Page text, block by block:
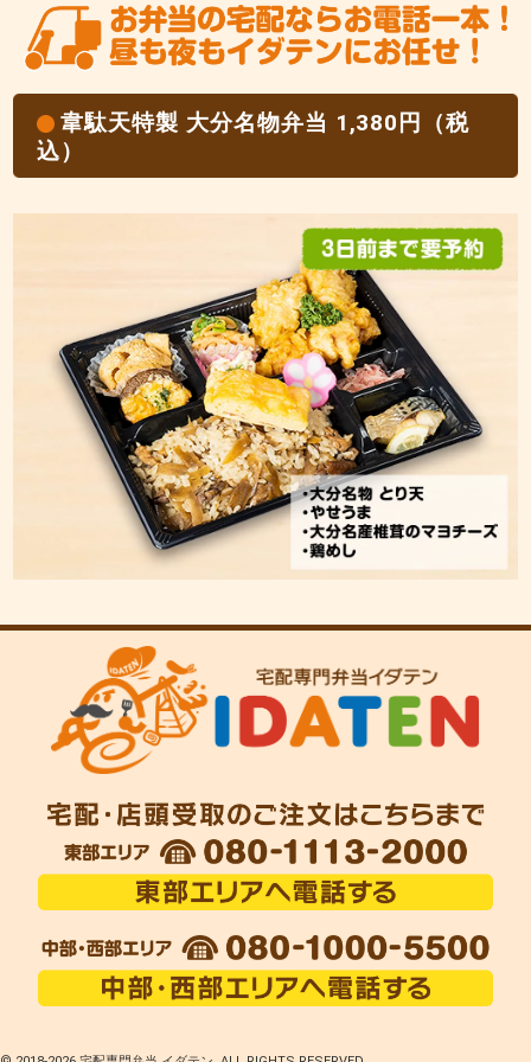
韋駄天特製 大分名物弁当 1,380円（税
込）